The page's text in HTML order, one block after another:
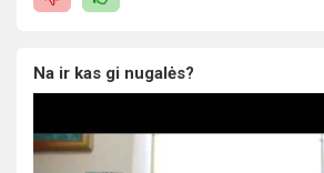
Na ir kas gi nugalės?